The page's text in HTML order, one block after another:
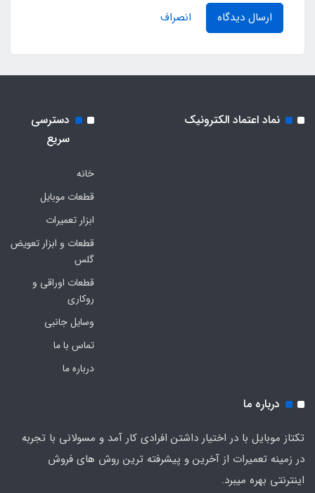
ارسال دیدگاه انصراف
نماد اعتماد الکترونیک
دسترسی
سریع
خانه
قطعات موبایل
ابزار تعمیرات
قطعات و ابزار تعویض
گلس
قطعات اوراقی و
روکاری
وسایل جانبی
تماس با ما
درباره ما
درباره ما
تکتاز موبایل با در اختیار داشتن افرادی کار آمد و مسولانی با تجربه
در زمینه تعمیرات از آخرین و پیشرفته ترین روش های فروش
اینترنتی بهره میبرد.